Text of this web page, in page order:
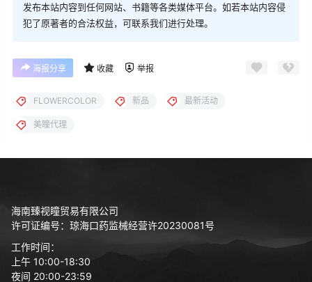
发布本站内容到任何网站、书籍等各类媒体平台。如若本站内容侵
犯了原著者的合法权益，可联系我们进行处理。
海报分享 收藏 举报
FLOWERCOLOR 新品 最新活动
美瞳代理
海南臻视瞳贸易有限公司
许可证编号：琼海口药监械经营许20230081号
工作时间：
上午 10:00-18:30
夜间 20:00-23:59